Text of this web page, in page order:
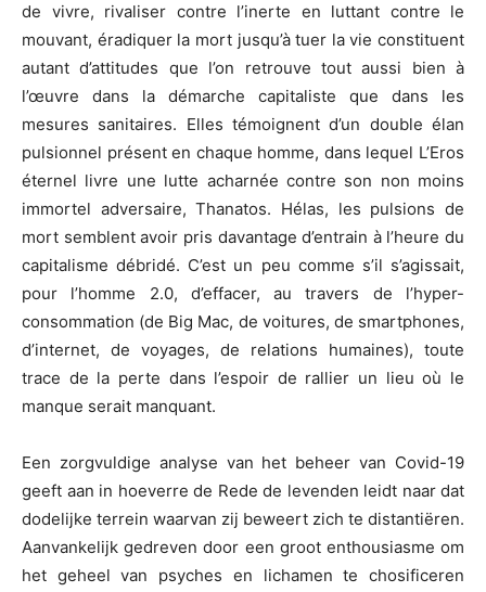
de vivre, rivaliser contre l’inerte en luttant contre le
mouvant, éradiquer la mort jusqu’à tuer la vie constituent
autant d’attitudes que l’on retrouve tout aussi bien à
l’œuvre dans la démarche capitaliste que dans les
mesures sanitaires. Elles témoignent d’un double élan
pulsionnel présent en chaque homme, dans lequel L’Eros
éternel livre une lutte acharnée contre son non moins
immortel adversaire, Thanatos. Hélas, les pulsions de
mort semblent avoir pris davantage d’entrain à l’heure du
capitalisme débridé. C’est un peu comme s’il s’agissait,
pour l’homme 2.0, d’effacer, au travers de l’hyper-
consommation (de Big Mac, de voitures, de smartphones,
d’internet, de voyages, de relations humaines), toute
trace de la perte dans l’espoir de rallier un lieu où le
manque serait manquant.
Een zorgvuldige analyse van het beheer van Covid-19
geeft aan in hoeverre de Rede de levenden leidt naar dat
dodelijke terrein waarvan zij beweert zich te distantiëren.
Aanvankelijk gedreven door een groot enthousiasme om
het geheel van psyches en lichamen te chosificeren